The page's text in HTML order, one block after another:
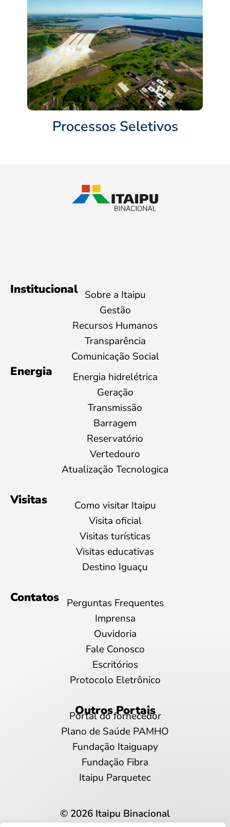
Processos Seletivos
Institucional Sobre a Itaipu
Gestão
Recursos Humanos
Transparência
Comunicação Social
Energia
Energia hidrelétrica
Geração
Transmissão
Barragem
Reservatório
Vertedouro
Atualização Tecnologica
Visitas
Como visitar Itaipu
Visita oficial
Visitas turísticas
Visitas educativas
Destino Iguaçu
Contatos
Perguntas Frequentes
Imprensa
Ouvidoria
Fale Conosco
Escritórios
Protocolo Eletrônico
Outros Portais
Portal do fornecedor
Plano de Saúde PAMHO
Fundação Itaiguapy
Fundação Fibra
Itaipu Parquetec
© 2026 Itaipu Binacional